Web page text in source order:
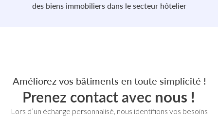
des biens immobiliers dans le secteur hôtelier
Améliorez vos bâtiments en toute simplicité !
Prenez contact avec nous !
Lors d’un échange personnalisé, nous identifions vos besoins